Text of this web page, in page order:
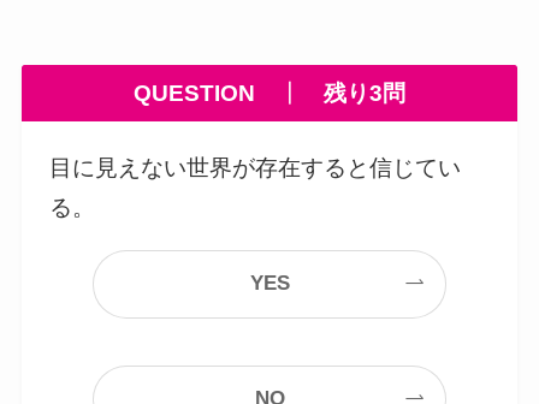
QUESTION 残り3問
目に見えない世界が存在すると信じてい
る。
YES
NO